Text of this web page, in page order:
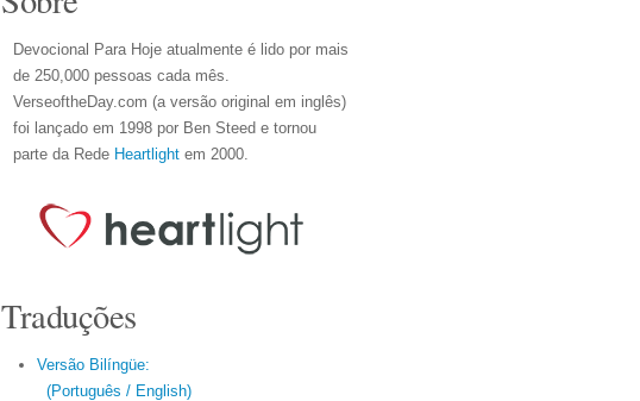
Devocional Para Hoje atualmente é lido por mais
de 250,000 pessoas cada mês.
VerseoftheDay.com (a versão original em inglês)
foi lançado em 1998 por Ben Steed e tornou
parte da Rede Heartlight em 2000.
Traduções
Versão Bilíngüe:
(Português / English)